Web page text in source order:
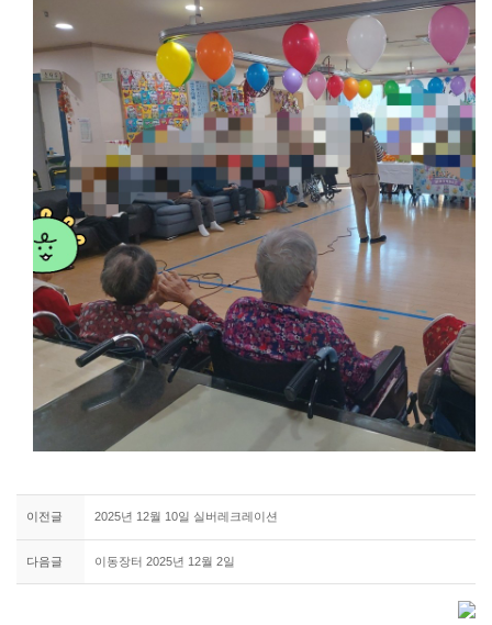
이전글 2025년 12월 10일 실버레크레이션
다음글 이동장터 2025년 12월 2일